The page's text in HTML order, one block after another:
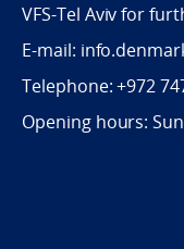
VFS-Tel Aviv for
E-mail:
Telephone: +972
Opening hours: